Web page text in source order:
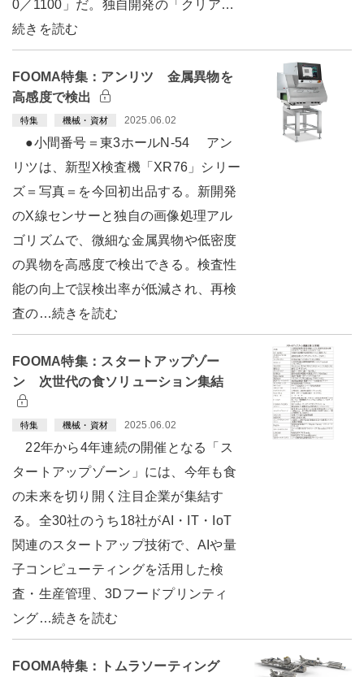
0／1100」だ。独自開発の「クリア…
続きを読む
FOOMA特集：アンリツ 金属異物を
高感度で検出
特集 機械・資材 2025.06.02
●小間番号＝東3ホールN-54 アン
リツは、新型X検査機「XR76」シリー
ズ＝写真＝を今回初出品する。新開発
のX線センサーと独自の画像処理アル
ゴリズムで、微細な金属異物や低密度
の異物を高感度で検出できる。検査性
能の向上で誤検出率が低減され、再検
査の…続きを読む
FOOMA特集：スタートアップゾー
ン 次世代の食ソリューション集結
特集 機械・資材 2025.06.02
22年から4年連続の開催となる「ス
タートアップゾーン」には、今年も食
の未来を切り開く注目企業が集結す
る。全30社のうち18社がAI・IT・IoT
関連のスタートアップ技術で、AIや量
子コンピューティングを活用した検
査・生産管理、3Dフードプリンティ
ング…続きを読む
FOOMA特集：トムラソーティング